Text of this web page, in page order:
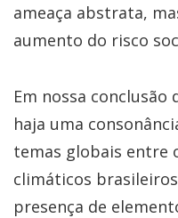
ameaça abstrata,
aumento do risco
Em nossa
haja uma
temas globais entre
climáticos
presença de